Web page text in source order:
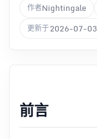
作者Nightingale
更新于2026-07-03
前言